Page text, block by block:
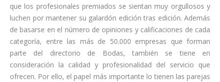
que los profesionales premiados se sientan muy orgullosos y
luchen por mantener su galardón edición tras edición. Además
de basarse en el número de opiniones y calificaciones de cada
categoría, entre las más de 50.000 empresas que forman
parte del directorio de Bodas, también se tiene en
consideración la calidad y profesionalidad del servicio que
ofrecen. Por ello, el papel más importante lo tienen las parejas